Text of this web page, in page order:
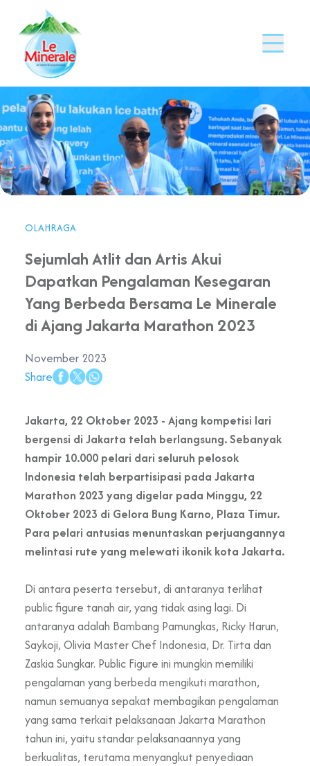
OLAHRAGA
Sejumlah Atlit dan Artis Akui
Dapatkan Pengalaman Kesegaran
Yang Berbeda Bersama Le Minerale
di Ajang Jakarta Marathon 2023
November 2023
Share
Jakarta, 22 Oktober 2023 - Ajang kompetisi lari
bergensi di Jakarta telah berlangsung. Sebanyak
hampir 10.000 pelari dari seluruh pelosok
Indonesia telah berpartisipasi pada Jakarta
Marathon 2023 yang digelar pada Minggu, 22
Oktober 2023 di Gelora Bung Karno, Plaza Timur.
Para pelari antusias menuntaskan perjuangannya
melintasi rute yang melewati ikonik kota Jakarta.
Di antara peserta tersebut, di antaranya terlihat
public figure tanah air, yang tidak asing lagi. Di
antaranya adalah Bambang Pamungkas, Ricky Harun,
Saykoji, Olivia Master Chef Indonesia, Dr. Tirta dan
Zaskia Sungkar. Public Figure ini mungkin memiliki
pengalaman yang berbeda mengikuti marathon,
namun semuanya sepakat membagikan pengalaman
yang sama terkait pelaksanaan Jakarta Marathon
tahun ini, yaitu standar pelaksanaannya yang
berkualitas, terutama menyangkut penyediaan